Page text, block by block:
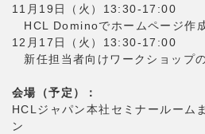
11月19日（火）13:30-17:00
HCL Dominoでホームページ作
12月17日（火）13:30-17:00
新任担当者向けワークショップ
会場（予定）：
HCLジャパン本社セミナールーム
ン